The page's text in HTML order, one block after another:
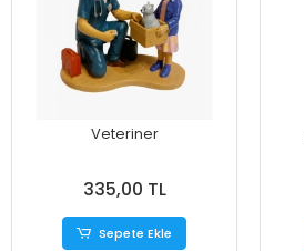
Veteriner
335,00 TL
Sepete Ekle